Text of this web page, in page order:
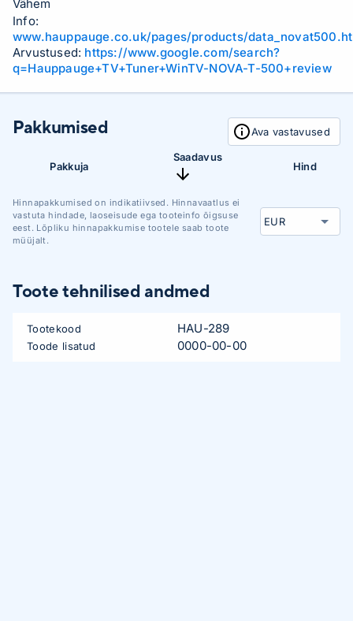
Vähem
Info:
www.hauppauge.co.uk/pages/products/
Arvustused: https://www.google.com/search?
q=Hauppauge+TV+Tuner+WinTV-NOVA-T-500+review
Pakkumised Ava vastavused
Pakkuja
Saadavus
Hind
Hinnapakkumised on indikatiivsed. Hinnavaatlus ei
vastuta hindade, laoseisude ega tooteinfo õigsuse
eest. Lõpliku hinnapakkumise tootele saab toote
müüjalt.
Toote tehnilised andmed
Tootekood HAU-289
Toode lisatud 0000-00-00